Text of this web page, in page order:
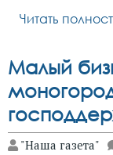
Читать
Малый
"Наша газета"